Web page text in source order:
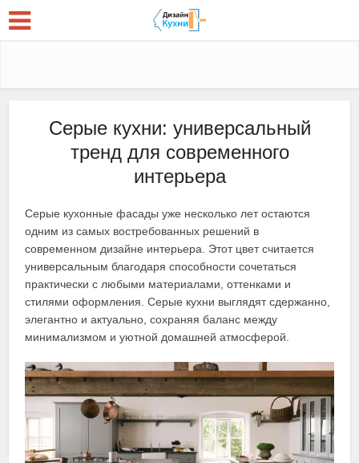
Серые кухни: универсальный
тренд для современного
интерьера
Серые кухонные фасады уже несколько лет остаются
одним из самых востребованных решений в
современном дизайне интерьера. Этот цвет считается
универсальным благодаря способности сочетаться
практически с любыми материалами, оттенками и
стилями оформления. Серые кухни выглядят сдержанно,
элегантно и актуально, сохраняя баланс между
минимализмом и уютной домашней атмосферой.